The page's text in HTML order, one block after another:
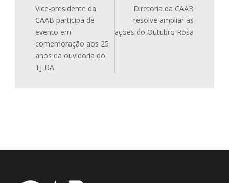
Vice-presidente da
CAAB participa de
evento em
comemoração aos 25
anos da ouvidoria do
TJ-BA
Diretoria da CAAB
resolve ampliar as
ações do Outubro Rosa